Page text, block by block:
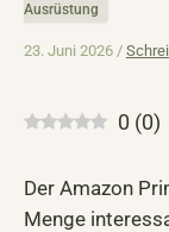
Ausrüstung
23. Juni 2026 /
0 (0)
Der Amazon
Menge